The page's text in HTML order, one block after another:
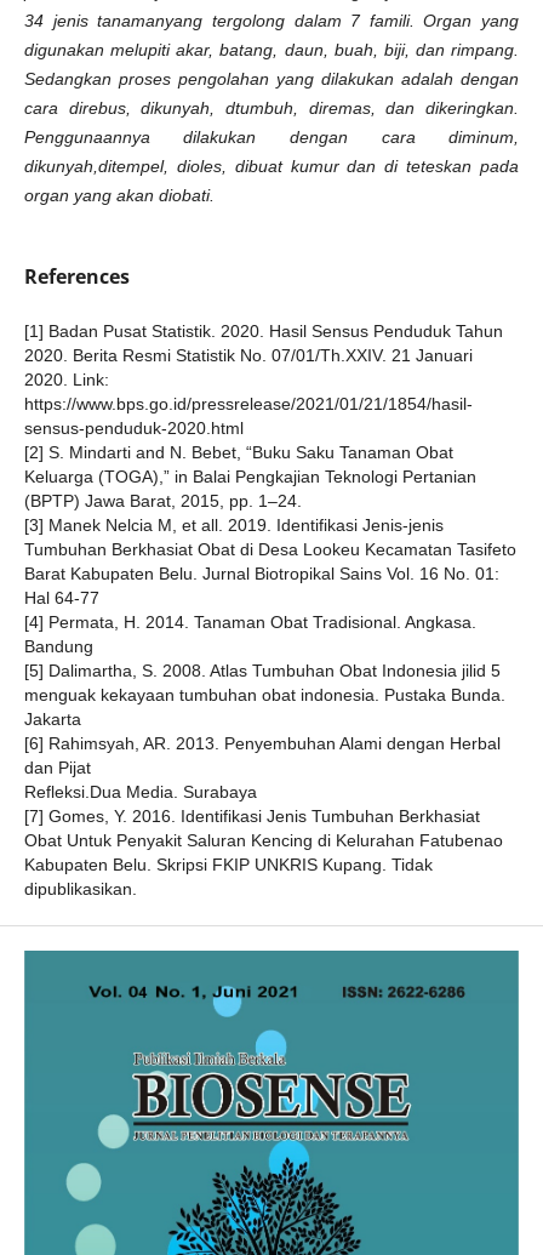
34 jenis tanamanyang tergolong dalam 7 famili. Organ yang
digunakan melupiti akar, batang, daun, buah, biji, dan rimpang.
Sedangkan proses pengolahan yang dilakukan adalah dengan
cara direbus, dikunyah, dtumbuh, diremas, dan dikeringkan.
Penggunaannya dilakukan dengan cara diminum,
dikunyah,ditempel, dioles, dibuat kumur dan di teteskan pada
organ yang akan diobati.
References
[1] Badan Pusat Statistik. 2020. Hasil Sensus Penduduk Tahun
2020. Berita Resmi Statistik No. 07/01/Th.XXIV. 21 Januari
2020. Link:
https://www.bps.go.id/pressrelease/2021/01/21/1854/hasil-
sensus-penduduk-2020.html
[2] S. Mindarti and N. Bebet, “Buku Saku Tanaman Obat
Keluarga (TOGA),” in Balai Pengkajian Teknologi Pertanian
(BPTP) Jawa Barat, 2015, pp. 1–24.
[3] Manek Nelcia M, et all. 2019. Identifikasi Jenis-jenis
Tumbuhan Berkhasiat Obat di Desa Lookeu Kecamatan Tasifeto
Barat Kabupaten Belu. Jurnal Biotropikal Sains Vol. 16 No. 01:
Hal 64-77
[4] Permata, H. 2014. Tanaman Obat Tradisional. Angkasa.
Bandung
[5] Dalimartha, S. 2008. Atlas Tumbuhan Obat Indonesia jilid 5
menguak kekayaan tumbuhan obat indonesia. Pustaka Bunda.
Jakarta
[6] Rahimsyah, AR. 2013. Penyembuhan Alami dengan Herbal
dan Pijat
Refleksi.Dua Media. Surabaya
[7] Gomes, Y. 2016. Identifikasi Jenis Tumbuhan Berkhasiat
Obat Untuk Penyakit Saluran Kencing di Kelurahan Fatubenao
Kabupaten Belu. Skripsi FKIP UNKRIS Kupang. Tidak
dipublikasikan.